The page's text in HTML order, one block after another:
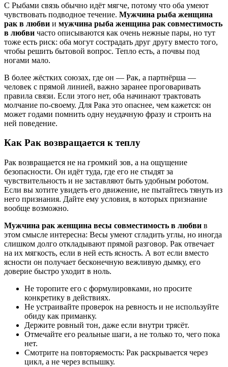
С Рыбами связь обычно идёт мягче, потому что оба умеют
чувствовать подводное течение. Мужчина рыба женщина
рак в любви и мужчина рыба женщина рак совместимость
в любви часто описываются как очень нежные пары, но тут
тоже есть риск: оба могут сострадать друг другу вместо того,
чтобы решить бытовой вопрос. Тепло есть, а почвы под
ногами мало.
В более жёстких союзах, где он — Рак, а партнёрша —
человек с прямой линией, важно заранее проговаривать
правила связи. Если этого нет, оба начинают трактовать
молчание по-своему. Для Рака это опаснее, чем кажется: он
может годами помнить одну неудачную фразу и строить на
ней поведение.
Как Рак возвращается к теплу
Рак возвращается не на громкий зов, а на ощущение
безопасности. Он идёт туда, где его не стыдят за
чувствительность и не заставляют быть удобным роботом.
Если вы хотите увидеть его движение, не пытайтесь тянуть из
него признания. Дайте ему условия, в которых признание
вообще возможно.
Мужчина рак женщина весы совместимость в любви в
этом смысле интересна: Весы умеют сгладить углы, но иногда
слишком долго откладывают прямой разговор. Рак отвечает
на их мягкость, если в ней есть ясность. А вот если вместо
ясности он получает бесконечную вежливую дымку, его
доверие быстро уходит в ноль.
Не торопите его с формулировками, но просите
конкретику в действиях.
Не устраивайте проверок на ревность и не используйте
обиду как приманку.
Держите ровный тон, даже если внутри трясёт.
Отмечайте его реальные шаги, а не только то, чего пока
нет.
Смотрите на повторяемость: Рак раскрывается через
цикл, а не через вспышку.